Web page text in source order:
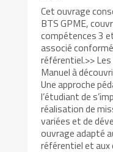
Cet ouvrage
BTS GPME,
compétences 3
associé
référentiel.>>
Manuel à
Une approche
l’étudiant de
réalisation de
variées et de
ouvrage adapté
référentiel et